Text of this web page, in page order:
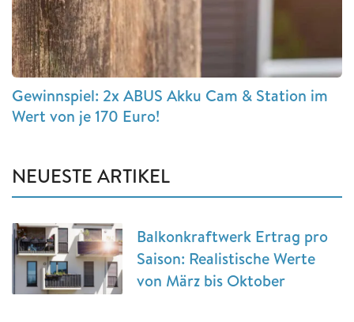
Gewinnspiel: 2x ABUS Akku Cam & Station im
Wert von je 170 Euro!
NEUESTE ARTIKEL
Balkonkraftwerk Ertrag pro
Saison: Realistische Werte
von März bis Oktober